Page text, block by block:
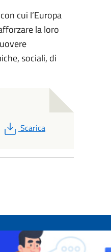
cui l’Europa
la loro
sociali, di
PDF
Scarica